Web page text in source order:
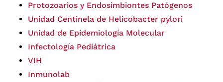
Protozoarios y Endosimbiontes Patógenos
Unidad Centinela de Helicobacter pylori
Unidad de Epidemiología Molecular
Infectología Pediátrica
VIH
Inmunolab